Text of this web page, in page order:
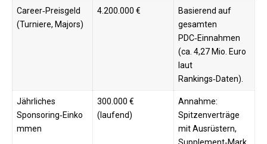
Career‑Preisgeld
(Turniere, Majors)
4.200.000 €
Basierend auf
gesamten
PDC‑Einnahmen
(ca. 4,27 Mio. Euro
laut
Rankings‑Daten).
Jährliches
Sponsoring‑Einko
mmen
300.000 €
(laufend)
Annahme:
Spitzenverträge
mit Ausrüstern,